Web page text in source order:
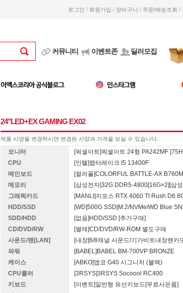
로그인 / 회원가입 / 장바구니 / 주문/배송조회 /
커뮤니티 이벤트존 딜러모집
24″LED+EX GAMING EX02
제품 사양을 변경하시면 변경된 사양과 가격을 보실 수 있습니다.
모니터
[픽셀아트]픽셀아트 24형 PA242MF
CPU
[인텔]랩터레이크 I5 13400F
메인보드
[컬러풀]COLORFUL BATTLE-AX
메모리
[삼성전자]32G DDR5-4800[16G×2][삼
그래픽카드
[MANLI]지포스 RTX 4060 TI Rush D6
HDD/SSD
[WD]500G SSD[M.2/NVMe/WD Blue
SDD/HDD
[없음]HDD/SSD [추가구매]
CD/DVD/RW
[별매]CD/DVD/RW-ROM 별도구매
사운드/랜[LAN]
[내장]6/8채널 사운드/기가비트내장랜카
파워
[BABEL]BABEL BM-700VP BRONZE
케이스
[ABKO]앱코 G40 시그니처 (블랙)
CPU쿨러
[3RSYS]3RSYS Socoool RC400
키보드
[이벤트]일반형 유선키보드[무료사은품]